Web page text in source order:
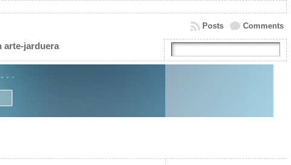
arte-jarduera
Comments
Posts